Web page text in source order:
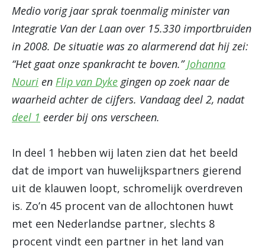
Medio vorig jaar sprak toenmalig minister van
Integratie Van der Laan over 15.330 importbruiden
in 2008. De situatie was zo alarmerend dat hij zei:
“Het gaat onze spankracht te boven.”Johanna
Nouri en Flip van Dyke gingen op zoek naar de
waarheid achter de cijfers. Vandaag deel 2, nadat
deel 1 eerder bij ons verscheen.
In deel 1 hebben wij laten zien dat het beeld
dat de import van huwelijkspartners gierend
uit de klauwen loopt, schromelijk overdreven
is. Zo’n 45 procent van de allochtonen huwt
met een Nederlandse partner, slechts 8
procent vindt een partner in het land van